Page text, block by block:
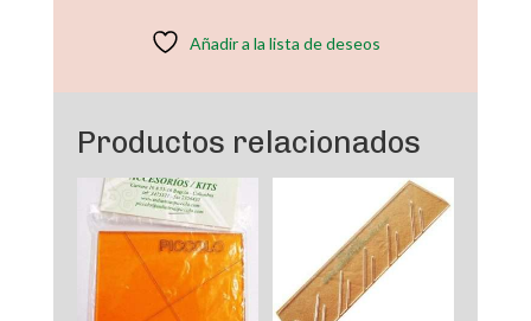
Añadir a la lista de deseos
Productos relacionados